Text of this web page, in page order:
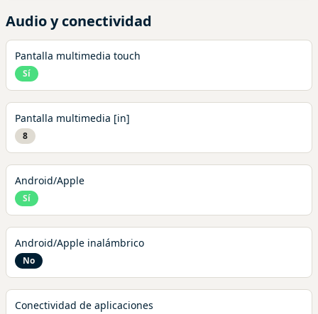
Audio y conectividad
Pantalla multimedia touch
Sí
Pantalla multimedia [in]
8
Android/Apple
Sí
Android/Apple inalámbrico
No
Conectividad de aplicaciones